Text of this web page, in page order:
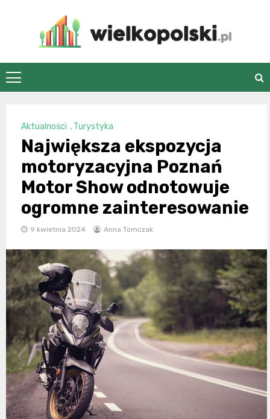
wielkopolski.pl
Aktualności , Turystyka
Największa ekspozycja
motoryzacyjna Poznań
Motor Show odnotowuje
ogromne zainteresowanie
9 kwietnia 2024 Anna Tomczak